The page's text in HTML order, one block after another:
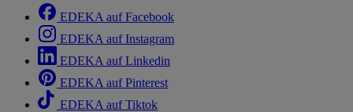
EDEKA auf Facebook
EDEKA auf Instagram
EDEKA auf Linkedin
EDEKA auf Pinterest
EDEKA auf Tiktok